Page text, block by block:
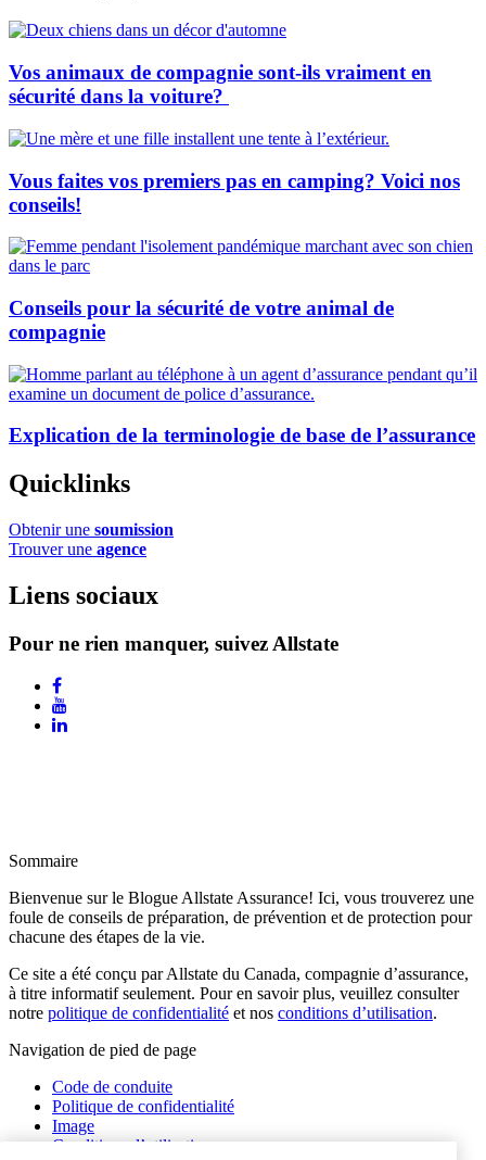
Vos animaux de compagnie sont-ils vraiment en
sécurité dans la voiture?
Vous faites vos premiers pas en camping? Voici nos
conseils!
Conseils pour la sécurité de votre animal de
compagnie
Explication de la terminologie de base de l’assurance
Quicklinks
Obtenir une soumission
Trouver une agence
Liens sociaux
Pour ne rien manquer, suivez Allstate
Sommaire
Bienvenue sur le Blogue Allstate Assurance! Ici, vous trouverez une
foule de conseils de préparation, de prévention et de protection pour
chacune des étapes de la vie.
Ce site a été conçu par Allstate du Canada, compagnie d’assurance,
à titre informatif seulement. Pour en savoir plus, veuillez consulter
notre politique de confidentialité et nos conditions d’utilisation.
Navigation de pied de page
Code de conduite
Politique de confidentialité
Image
Conditions d’utilisation